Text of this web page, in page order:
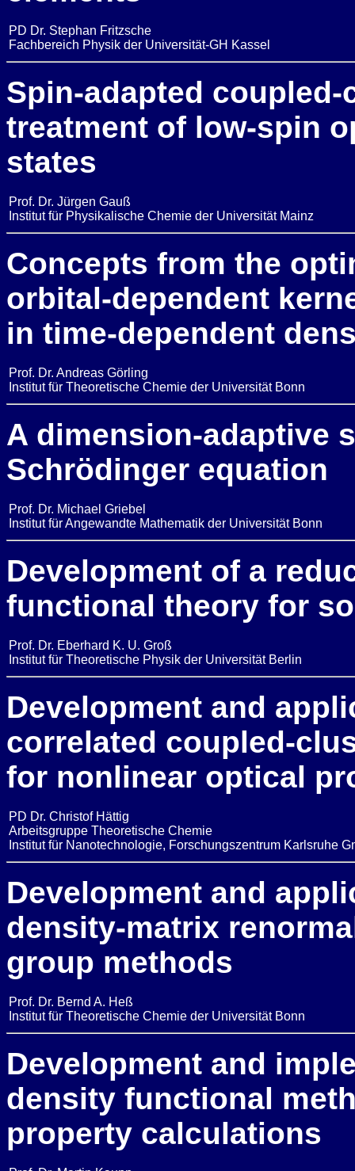
PD Dr. Stephan Fritzsche
Fachbereich Physik der Universität-GH Kassel
Spin-adapted
treatment of low-spin
states
Prof. Dr. Jürgen Gauß
Institut für Physikalische Chemie der Universität Mainz
Concepts from the
orbital-dependent
in time-dependent
Prof. Dr. Andreas Görling
Institut für Theoretische Chemie der Universität Bonn
A dimension-adaptive
Schrödinger equation
Prof. Dr. Michael Griebel
Institut für Angewandte Mathematik der Universität Bonn
Development of a
functional theory for
Prof. Dr. Eberhard K. U. Groß
Institut für Theoretische Physik der Universität Berlin
Development and
correlated coupled-
for nonlinear optical
PD Dr. Christof Hättig
Arbeitsgruppe Theoretische Chemie
Institut für Nanotechnologie, Forschungszentrum Karlsruhe
Development and
density-matrix
group methods
Prof. Dr. Bernd A. Heß
Institut für Theoretische Chemie der Universität Bonn
Development and
density functional
property calculations